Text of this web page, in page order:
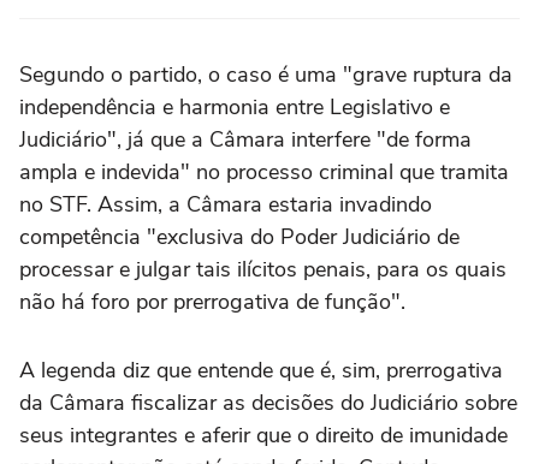
Segundo o partido, o caso é uma "grave ruptura da
independência e harmonia entre Legislativo e
Judiciário", já que a Câmara interfere "de forma
ampla e indevida" no processo criminal que tramita
no STF. Assim, a Câmara estaria invadindo
competência "exclusiva do Poder Judiciário de
processar e julgar tais ilícitos penais, para os quais
não há foro por prerrogativa de função".
A legenda diz que entende que é, sim, prerrogativa
da Câmara fiscalizar as decisões do Judiciário sobre
seus integrantes e aferir que o direito de imunidade